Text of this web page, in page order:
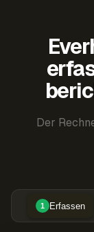
Der
1 Erfassen